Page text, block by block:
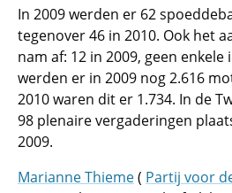
In 2009 werden er 62
tegenover 46 in 2010. Ook het
nam af: 12 in 2009, geen
werden er in 2009 nog 2.616
2010 waren dit er 1.734. In de
98 plenaire vergaderingen
2009.
Marianne Thieme( Partij voor